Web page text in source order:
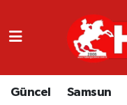
Güncel Samsun
GÜNCEL
SAMSUN